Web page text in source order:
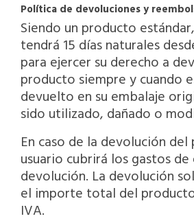
Política de devoluciones y
Siendo un producto
tendrá 15 días naturales
para ejercer su derecho a
producto siempre y cuando
devuelto en su embalaje
sido utilizado, dañado o
En caso de la devolución
usuario cubrirá los gastos
devolución. La devolución
el importe total del
IVA.